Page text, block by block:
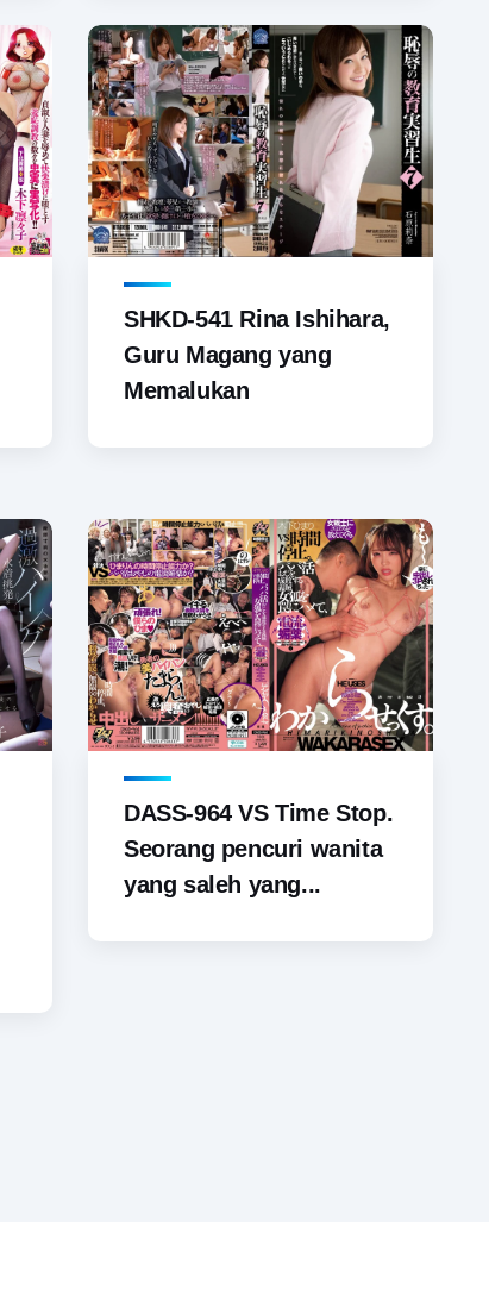
SHKD-541 Rina Ishihara,
Guru Magang yang
Memalukan
DASS-964 VS Time Stop.
Seorang pencuri wanita
yang saleh yang...